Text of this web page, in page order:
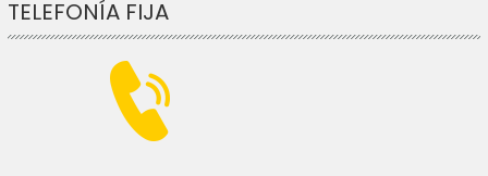
TELEFONÍA FIJA